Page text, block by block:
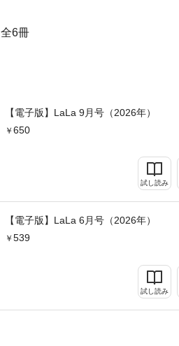
全6冊
【電子版】LaLa 9月号（2026年）
650
試し読み
【電子版】LaLa 6月号（2026年）
539
試し読み